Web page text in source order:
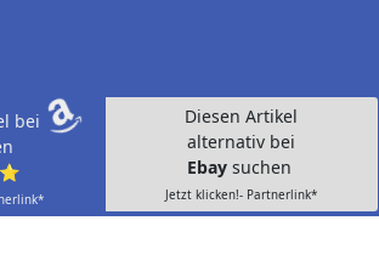
bei
Diesen Artikel
alternativ bei
Ebay suchen
Jetzt klicken!- Partnerlink*